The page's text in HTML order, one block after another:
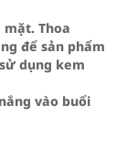
mặt. Thoa
để sản phẩm
dụng kem
vào buổi